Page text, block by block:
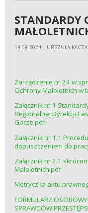
STANDARDY
14.08.2024 | URSZULA
Zarządzenie nr 24 w
Ochrony Małoletnich w
Załącznik nr 1
Regionalnej Dyrekcji
Górze.pdf
Załącznik nr 1.1
dopuszczeniem do
Załącznik nr 2.1
Małoletnich.pdf
Metryczka aktu
FORMULARZ
SPRAWCÓW